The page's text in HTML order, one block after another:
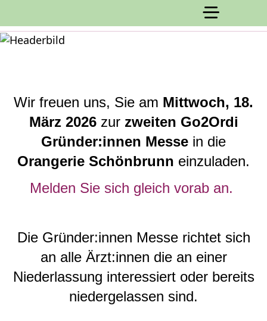
Wir freuen uns, Sie am Mittwoch, 18.
März 2026zur zweiten Go2Ordi
Gründer:innen Messe in die
Orangerie Schönbrunn einzuladen.
Melden Sie sich gleich vorab an.
Die Gründer:innen Messe richtet sich
an alle Ärzt:innen die an einer
Niederlassung interessiert oder bereits
niedergelassen sind.